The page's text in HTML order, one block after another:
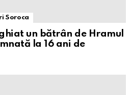
Soroca
un bătrân de Hramul
la 16 ani de